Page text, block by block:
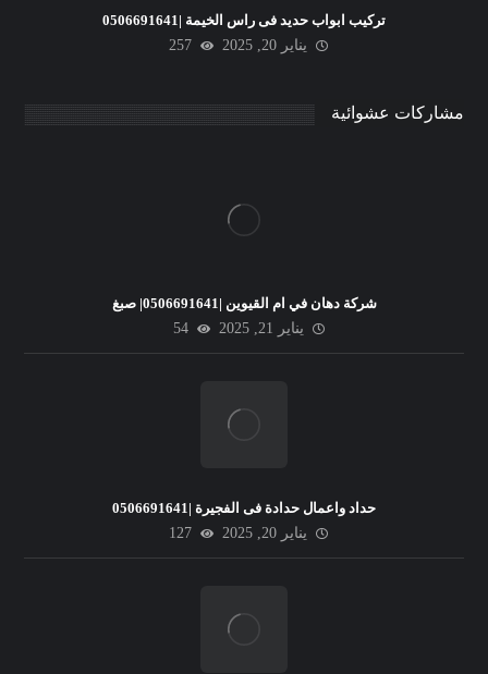
تركيب ابواب حديد فى راس الخيمة |0506691641
يناير 20, 2025
257
مشاركات عشوائية
شركة دهان في ام القيوين |0506691641| صبغ
يناير 21, 2025
54
حداد واعمال حدادة فى الفجيرة |0506691641
يناير 20, 2025
127